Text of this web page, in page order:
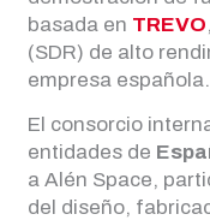
basada en TREVO
(SDR) de alto
empresa española.
El consorcio
entidades de
a Alén Space,
del diseño,